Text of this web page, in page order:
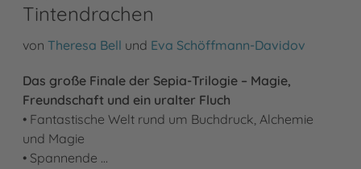
Tintendrachen
von Theresa Bell und Eva Schöffmann-Davidov
Das große Finale der Sepia-Trilogie – Magie,
Freundschaft und ein uralter Fluch
• Fantastische Welt rund um Buchdruck, Alchemie
und Magie
• Spannende …